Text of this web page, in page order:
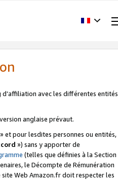
avec les différentes entités
anglaise prévaut.
» et pour lesdites personnes ou entités,
») sans y apporter de
(telles que définies à la Section
le Décompte de Rémunération
site Web Amazon.fr doit respecter les